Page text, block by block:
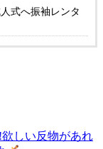
式へ振袖レンタ
しい反物があれ